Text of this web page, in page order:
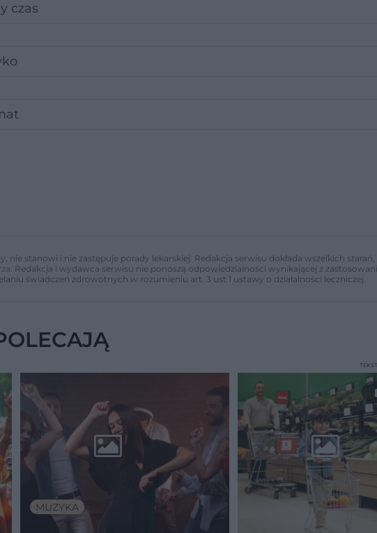
czas
nie stanowi i nie zastępuje porady lekarskiej. Redakcja serwisu dokłada wszelkich
Redakcja i wydawca serwisu nie ponoszą odpowiedzialności wynikającej z
świadczeń zdrowotnych w rozumieniu art. 3 ust 1 ustawy o działalności leczniczej.
MUZYKA